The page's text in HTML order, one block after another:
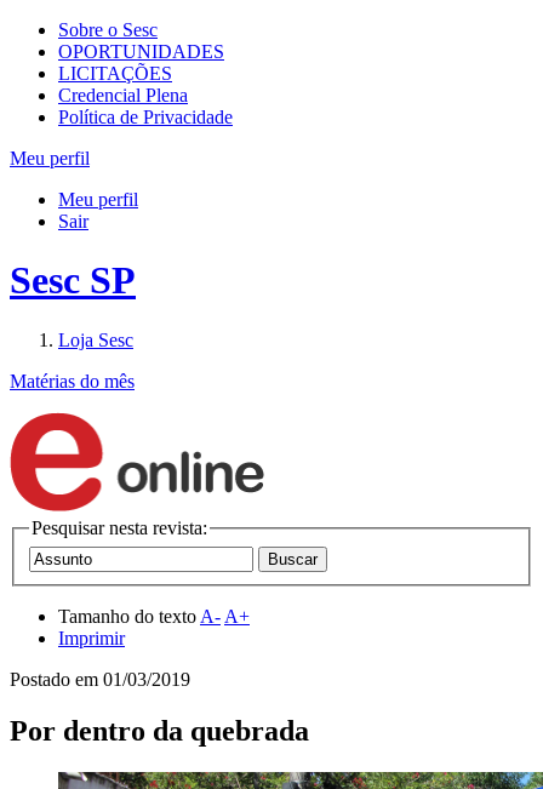
Sobre o Sesc
OPORTUNIDADES
LICITAÇÕES
Credencial Plena
Política de Privacidade
Meu perfil
Meu perfil
Sair
Sesc SP
Loja Sesc
Matérias do mês
Pesquisar nesta revista:
Tamanho do texto A- A+
Imprimir
Postado em 01/03/2019
Por dentro da quebrada